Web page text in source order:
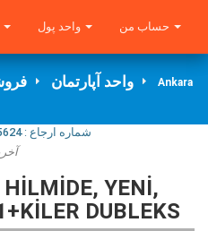
واحد آپارتمان Ankara
شماره ارجاع :
YENI,
DUBLEKS